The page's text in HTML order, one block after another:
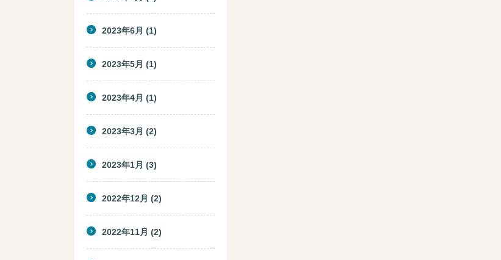
2023年6月 (1)
2023年5月 (1)
2023年4月 (1)
2023年3月 (2)
2023年1月 (3)
2022年12月 (2)
2022年11月 (2)